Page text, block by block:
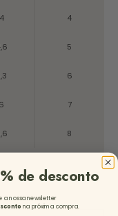
4
5
6
7
8
de desconto
a nossa newsletter
na próxima compra.